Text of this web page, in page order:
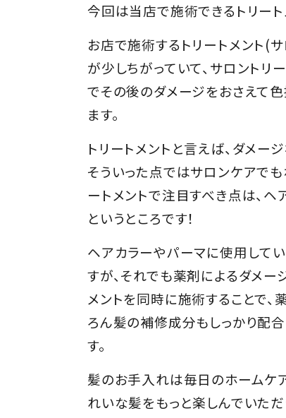
今回は当店で施術できるトリート
お店で施術するトリートメント(
が少しちがっていて、サロントリ
でその後のダメージをおさえて色
ます。
トリートメントと言えば、ダメー
そういった点ではサロンケアで
ートメントで注目すべき点は、
というところです！
ヘアカラーやパーマに使用して
すが、それでも薬剤によるダメー
メントを同時に施術することで、
ろん髪の補修成分もしっかり配
す。
髪のお手入れは毎日のホームケ
れいな髪をもっと楽しんでいただ